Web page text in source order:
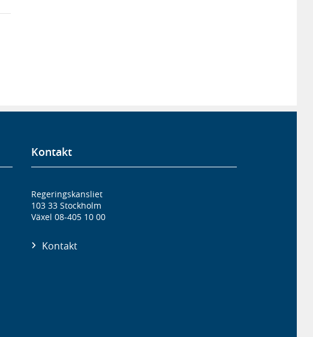
Kontakt
Regeringskansliet
103 33 Stockholm
Växel 08-405 10 00
Kontakt